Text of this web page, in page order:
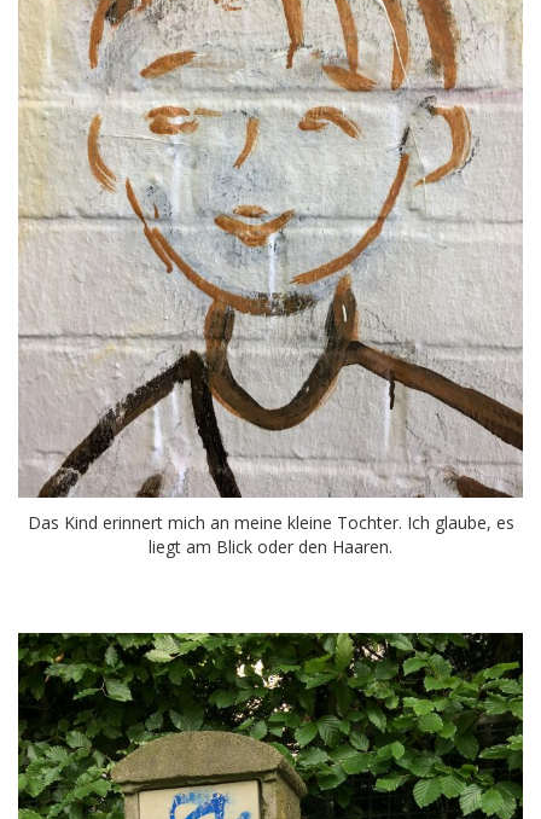
Das Kind erinnert mich an meine kleine Tochter. Ich glaube, es
liegt am Blick oder den Haaren.